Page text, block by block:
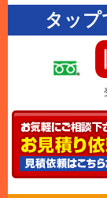
タップ